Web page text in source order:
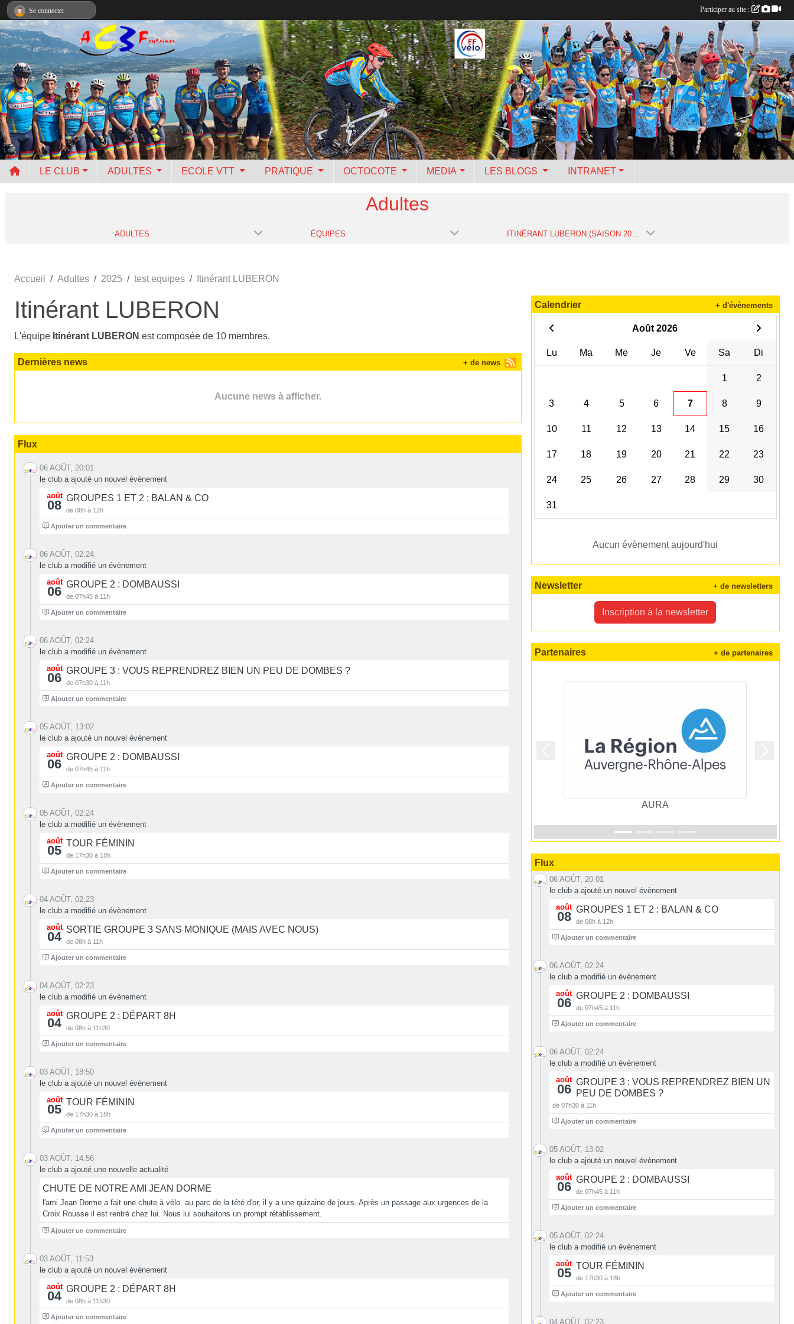
LE CLUB ADULTES ECOLE VTT PRATIQUE OCTOCOTE MEDIA LES BLOGS INTRANET
Adultes
ADULTES ÉQUIPES
Accueil Adultes 2025 test equipes Itinérant LUBERON
Itinérant LUBERON
L'équipe Itinérant LUBERON est composée de 10 membres.
Dernières news
Aucune news à afficher.
+ de news
Flux
06 AOÛT, 20:01
le club a ajouté un nouvel évènement
août
08 GROUPES 1 ET 2 : BALAN & CO
de 08h à 12h
0 Ajouter un commentaire
06 AOÛT, 02:24
le club a modifié un évènement
août
06 GROUPE 2 : DOMBAUSSI
de 07h45 à 11h
4 Ajouter un commentaire
06 AOÛT, 02:24
le club a modifié un évènement
août
06 GROUPE 3 : VOUS REPRENDREZ BIEN UN PEU DE DOMBES ?
de 07h30 à 11h
4 Ajouter un commentaire
05 AOÛT, 13:02
le club a ajouté un nouvel évènement
août
06 GROUPE 2 : DOMBAUSSI
de 07h45 à 11h
4 Ajouter un commentaire
05 AOÛT, 02:24
le club a modifié un évènement
août
05 TOUR FÉMININ
de 17h30 à 18h
0 Ajouter un commentaire
04 AOÛT, 02:23
le club a modifié un évènement
août
04 SORTIE GROUPE 3 SANS MONIQUE (MAIS AVEC NOUS)
de 08h à 11h
1 Ajouter un commentaire
04 AOÛT, 02:23
le club a modifié un évènement
août
04 GROUPE 2 : DÉPART 8H
de 08h à 11h30
4 Ajouter un commentaire
03 AOÛT, 18:50
le club a ajouté un nouvel évènement
août
05 TOUR FÉMININ
de 17h30 à 18h
0 Ajouter un commentaire
03 AOÛT, 14:56
le club a ajouté une nouvelle actualité
CHUTE DE NOTRE AMI JEAN DORME
l'ami Jean Dorme a fait une chute à vélo au parc de la tété d'or, il y a une quizaine de jours. Après un passage aux urgences de la
Croix Rousse il est rentré chez lui. Nous lui souhaitons un prompt rétablissement.
6 Ajouter un commentaire
03 AOÛT, 11:53
le club a ajouté un nouvel évènement
août
04 GROUPE 2 : DÉPART 8H
de 08h à 11h30
4 Ajouter un commentaire
Calendrier
Août 2026
Lu Ma Me Je Ve Sa Di
1 2
3 4 5 6 7 8 9
10 11 12 13 14 15 16
17 18 19 20 21 22 23
24 25 26 27 28 29 30
31
Aucun évènement aujourd'hui
+ d'évènements
Newsletter
Inscription à la newsletter
+ de newsletters
Partenaires
FF Vélo
Précedent
+ de partenaires
Flux
06 AOÛT, 20:01
le club a ajouté un nouvel évènement
août
08 GROUPES 1 ET 2 : BALAN & CO
de 08h à 12h
0 Ajouter un commentaire
06 AOÛT, 02:24
le club a modifié un évènement
août
06 GROUPE 2 : DOMBAUSSI
de 07h45 à 11h
4 Ajouter un commentaire
06 AOÛT, 02:24
le club a modifié un évènement
août
06 GROUPE 3 : VOUS REPRENDREZ BIEN UN
PEU DE DOMBES ?
de 07h30 à 11h
4 Ajouter un commentaire
05 AOÛT, 13:02
le club a ajouté un nouvel évènement
août
06 GROUPE 2 : DOMBAUSSI
de 07h45 à 11h
4 Ajouter un commentaire
05 AOÛT, 02:24
le club a modifié un évènement
août
05 TOUR FÉMININ
de 17h30 à 18h
0 Ajouter un commentaire
04 AOÛT, 02:23
Se connecter Participer au site :
Panneau de gestion des cookies